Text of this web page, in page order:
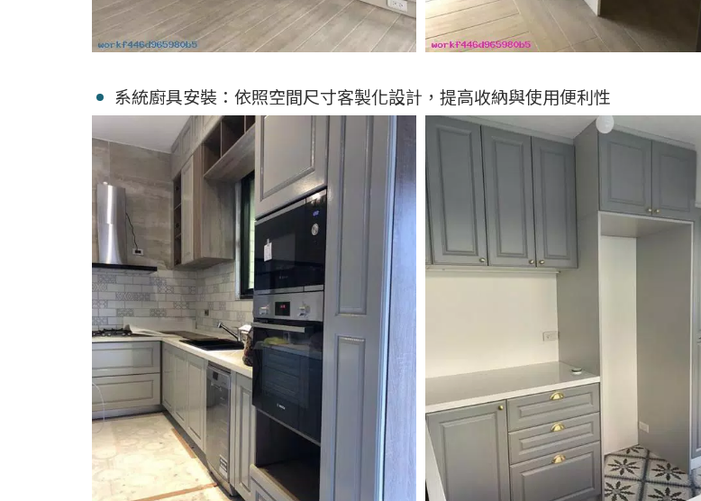
系統廚具安裝：依照空間尺寸客製化設計，提高收納與使用便利性